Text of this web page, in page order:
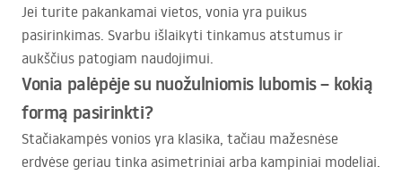
Jei turite pakankamai vietos, vonia yra puikus
pasirinkimas. Svarbu išlaikyti tinkamus atstumus ir
aukščius patogiam naudojimui.
Vonia palėpėje su nuožulniomis lubomis – kokią
formą pasirinkti?
Stačiakampės vonios yra klasika, tačiau mažesnėse
erdvėse geriau tinka asimetriniai arba kampiniai modeliai.